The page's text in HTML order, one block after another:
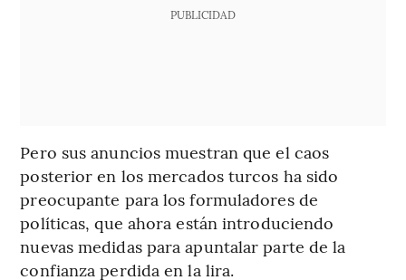
PUBLICIDAD
Pero sus anuncios muestran que el caos
posterior en los mercados turcos ha sido
preocupante para los formuladores de
políticas, que ahora están introduciendo
nuevas medidas para apuntalar parte de la
confianza perdida en la lira.